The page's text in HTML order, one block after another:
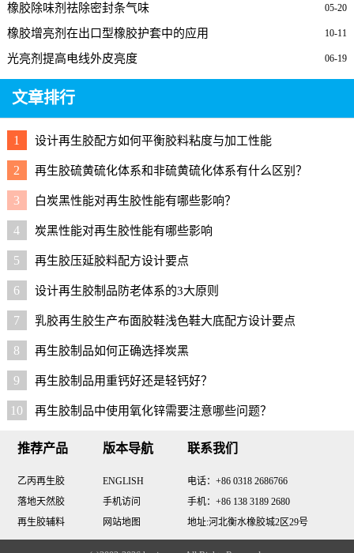
05-20
橡胶除味剂祛除密封条气味
10-11
橡胶增亮剂在出口型橡胶护套中的应用
06-19
光亮剂提高电线外皮亮度
文章排行
1 设计再生胶配方如何平衡胶料粘度与加工性能
2 再生胶硫黄硫化体系和非硫黄硫化体系有什么区别？
3 白炭黑性能对再生胶性能有哪些影响？
4 炭黑性能对再生胶性能有哪些影响
5 再生胶压延胶料配方设计要点
6 设计再生胶制品防老体系的3大原则
7 乳胶再生胶生产布面胶鞋浅色鞋大底配方设计要点
8 再生胶制品如何正确选择炭黑
9 再生胶制品用重钙好还是轻钙好？
10 再生胶制品中使用氧化锌需要注意哪些问题？
推荐产品
乙丙再生胶
落地天然胶
再生胶辅料
版本导航
ENGLISH
手机访问
网站地图
联系我们
电话：+86 0318 2686766
手机：+86 138 3189 2680
地址:河北衡水橡胶城2区29号